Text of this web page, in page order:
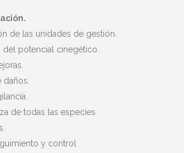
de las unidades de gestión.
del potencial cinegético.
de todas las especies
y control